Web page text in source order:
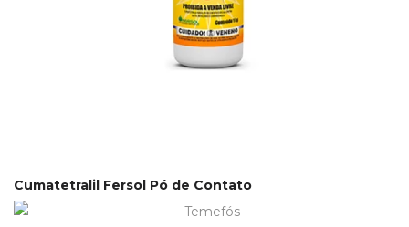
Cumatetralil Fersol Pó de Contato